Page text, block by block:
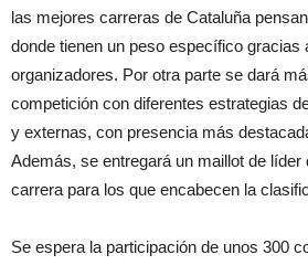
las mejores carreras de Cataluña
donde tienen un peso específico gracias
organizadores. Por otra parte se dará
competición con diferentes estrategias
y externas, con presencia más
Además, se entregará un maillot de líder
carrera para los que encabecen la
Se espera la participación de unos 300